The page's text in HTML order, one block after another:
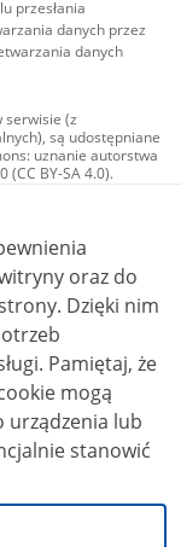
przesłania
danych przez
danych
serwisie (z
są udostępniane
uznanie autorstwa
(CC BY-SA 4.0).
zdjęcia, materiały
licencji typu
użycie
4.0 (CC BY-
inaczej.
oraz do
nim
że
mogą
urządzenia lub
stanowić